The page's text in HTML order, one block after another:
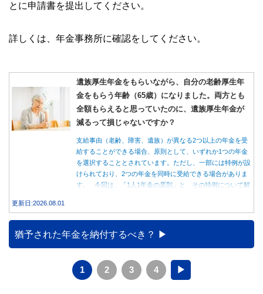
とに申請書を提出してください。
詳しくは、年金事務所に確認をしてください。
遺族厚生年金をもらいながら、自分の老齢厚生年
金をもらう年齢（65歳）になりました。両方とも
全額もらえると思っていたのに、遺族厚生年金が
減るって損じゃないですか？
支給事由（老齢、障害、遺族）が異なる2つ以上の年金を受
給することができる場合、原則として、いずれか1つの年金
を選択することとされています。ただし、一部には特例が設
けられており、2つの年金を同時に受給できる場合がありま
す。 今回は、「1人1年金の原則」と、その特例について解
更新日:2026.08.01
猶予された年金を納付するべき？
1 2 3 4 ▶